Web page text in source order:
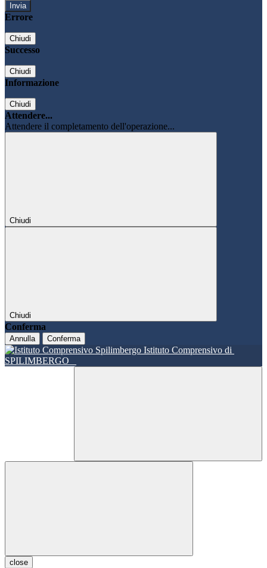
Errore
Chiudi
Successo
Chiudi
Informazione
Chiudi
Attendere...
Attendere il completamento dell'operazione...
Chiudi
Chiudi
Conferma
Annulla Conferma
Istituto Comprensivo di
SPILIMBERGO
close